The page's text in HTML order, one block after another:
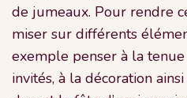
de jumeaux. Pour rendre
miser sur différents
exemple penser à la
invités, à la décoration